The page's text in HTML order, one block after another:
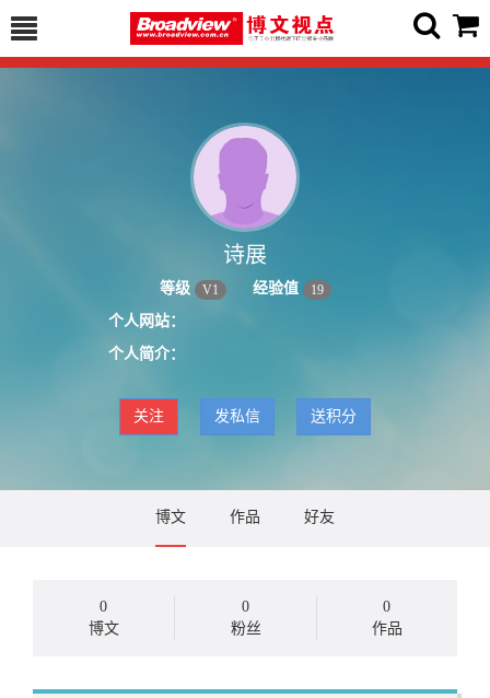
诗展
等级 V1 经验值 19
个人网站：
个人简介：
关注 发私信 送积分
博文 作品 好友
0
博文
0
粉丝
0
作品